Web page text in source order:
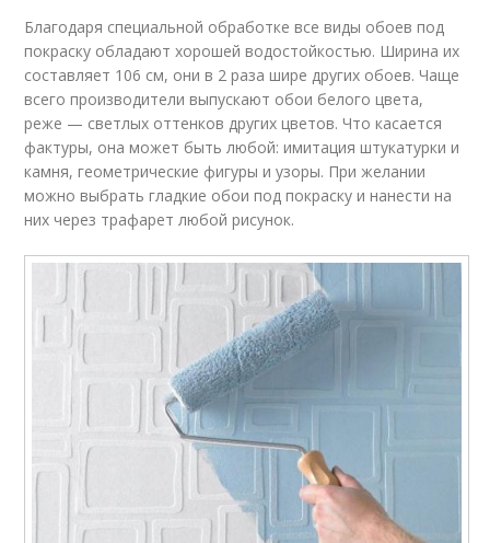
Благодаря специальной обработке все виды обоев под
покраску обладают хорошей водостойкостью. Ширина их
составляет 106 см, они в 2 раза шире других обоев. Чаще
всего производители выпускают обои белого цвета,
реже — светлых оттенков других цветов. Что касается
фактуры, она может быть любой: имитация штукатурки и
камня, геометрические фигуры и узоры. При желании
можно выбрать гладкие обои под покраску и нанести на
них через трафарет любой рисунок.